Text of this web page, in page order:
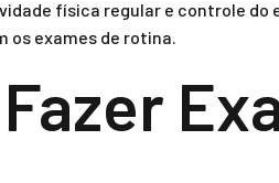
física regular e controle do
os exames de rotina.